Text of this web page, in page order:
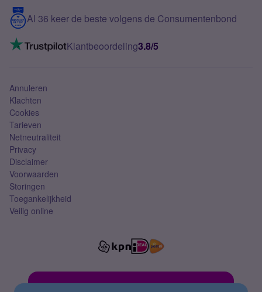
5G internet
Mobiel internet
Mobiel abonnement
Contact
VoLTE 4G bellen
Al 36 keer de beste volgens de Consumentenbond
Klantbeoordeling3.8/5
Annuleren
Klachten
Cookies
Tarieven
Netneutraliteit
Privacy
Disclaimer
Voorwaarden
Storingen
Toegankelijkheid
Veilig online